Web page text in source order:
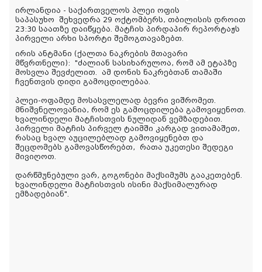
ირლანდია - საქართველოს პლეი ოფის
საპასუხო შეხვედრა 29 ოქტომბერს, თბილისის დროით
23:30 საათზე დაიწყება. მატჩის პირდაპირ რეპორტაჟს
პირველი არხი სპორტი შემოგთავაზებთ.
ირის ანტმანი (ქალთა ნაკრების მთავარი
მწვრთნელი): "ძალიან სასიხარულოა, რომ ამ ეტაპზე
მოსვლა შევძელით. ამ დონის ნაკრებთან თამაში
ჩვენთვის დიდი გამოცდილებაა.
პლეი-ოფამდე მოსასვლელად ბევრი ვიშრომეთ.
მნიშვნელოვანია, რომ ეს გამოცდილება გამოვიყენოთ.
ხვალინდელი მატჩისთვის ნულიდან ვემზადებით.
პირველი მატჩის პირველ ტაიმში კარგად ვითამაშეთ,
რასაც ხვალ აუცილებლად გამოვიყენებთ და
შეცდომებს გამოვასწორებთ, რათა უკეთესი შედეგი
მივიღოთ.
დარწმუნებული ვარ, გოგონები მაქსიმუმს გააკეთებენ.
ხვალინდელი მატჩისთვის ისინი მაქსიმალურად
ემზადებიან".